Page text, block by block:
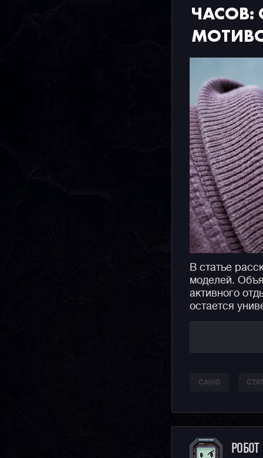
ЧАСОВ:
В статье
моделей.
активного
остается
CASIO
РОБОТ